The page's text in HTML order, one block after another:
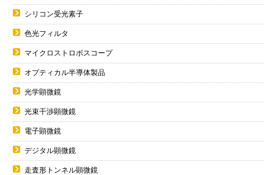
シリコン受光素子
色光フィルタ
マイクロストロボスコープ
オプティカル半導体製品
光学顕微鏡
光束干渉顕微鏡
電子顕微鏡
デジタル顕微鏡
走査形トンネル顕微鏡